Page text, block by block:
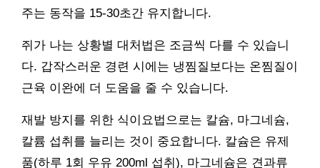
주는 동작을 15-30초간 유지합니다.
쥐가 나는 상황별 대처법은 조금씩 다를 수 있습니
다. 갑작스러운 경련 시에는 냉찜질보다는 온찜질이
근육 이완에 더 도움을 줄 수 있습니다.
재발 방지를 위한 식이요법으로는 칼슘, 마그네슘,
칼륨 섭취를 늘리는 것이 중요합니다. 칼슘은 유제
품(하루 1회 우유 200ml 섭취), 마그네슘은 견과류